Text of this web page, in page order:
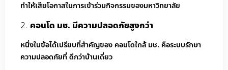
ทำให้เสียโอกาสในการเข้าร่วมกิจกรรมของมหาวิทยาลัย
คอนโด มช. มีความปลอดภัยสูงกว่า
หนึ่งในข้อได้เปรียบที่สำคัญของ คอนโดใกล้ มช. คือระบบรักษา
ความปลอดภัยที่ ดีกว่าบ้านเดี่ยว